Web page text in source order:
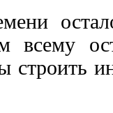
всему
строить